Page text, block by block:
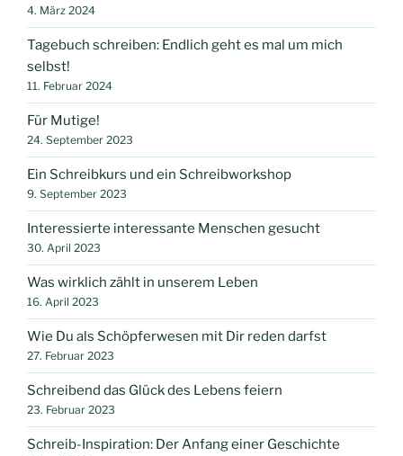
4. März 2024
Tagebuch schreiben: Endlich geht es mal um mich
selbst!
11. Februar 2024
Für Mutige!
24. September 2023
Ein Schreibkurs und ein Schreibworkshop
9. September 2023
Interessierte interessante Menschen gesucht
30. April 2023
Was wirklich zählt in unserem Leben
16. April 2023
Wie Du als Schöpferwesen mit Dir reden darfst
27. Februar 2023
Schreibend das Glück des Lebens feiern
23. Februar 2023
Schreib-Inspiration: Der Anfang einer Geschichte